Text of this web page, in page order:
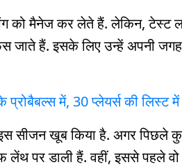
गुड लेंथ बैक ऑफ लेंथ
को मैनेज कर लेते हैं. लेकिन, टेस्ट
जाते हैं. इसके लिए उन्हें अपनी
में, 30 प्लेयर्स की लिस्ट में
सीजन खूब किया है. अगर पिछले
पर डाली हैं. वहीं, इससे पहले